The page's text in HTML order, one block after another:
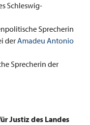
Schleswig-
Sprecherin
derAmadeu Antonio
Sprecherin der
Justiz des Landes